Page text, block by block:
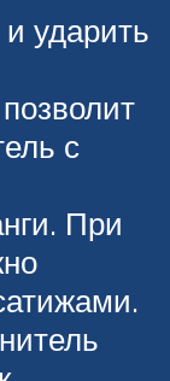
ударить
с
При